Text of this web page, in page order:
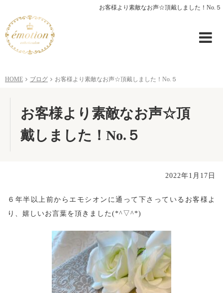
お客様より素敵なお声☆頂戴しました！No.５
HOME ブログ お客様より素敵なお声☆頂戴しました！No.５
お客様より素敵なお声☆頂
戴しました！No.５
2022年1月17日
６年半以上前からエモシオンに通って下さっているお客様よ
り、嬉しいお言葉を頂きました(*^▽^*)